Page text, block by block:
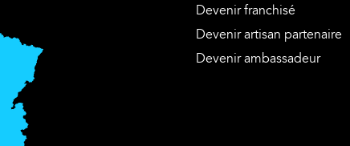
Devenir franchisé
Devenir artisan partenaire
Devenir ambassadeur